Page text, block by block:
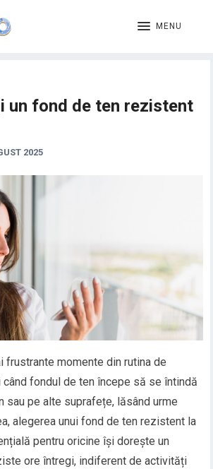
MENU
un fond de ten rezistent
2025
frustrante momente din rutina de
când fondul de ten începe să se întindă
sau pe alte suprafețe, lăsând urme
alegerea unui fond de ten rezistent la
pentru oricine își dorește un
ore întregi, indiferent de activități